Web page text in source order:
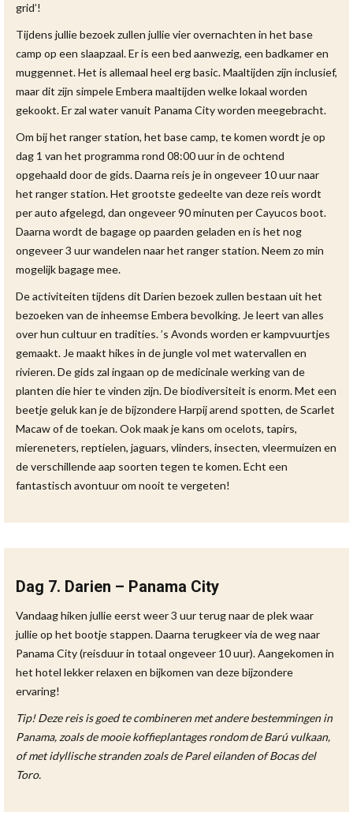
grid’!
Tijdens jullie bezoek zullen jullie vier overnachten in het base
camp op een slaapzaal. Er is een bed aanwezig, een badkamer en
muggennet. Het is allemaal heel erg basic. Maaltijden zijn inclusief,
maar dit zijn simpele Embera maaltijden welke lokaal worden
gekookt. Er zal water vanuit Panama City worden meegebracht.
Om bij het ranger station, het base camp, te komen wordt je op
dag 1 van het programma rond 08:00 uur in de ochtend
opgehaald door de gids. Daarna reis je in ongeveer 10 uur naar
het ranger station. Het grootste gedeelte van deze reis wordt
per auto afgelegd, dan ongeveer 90 minuten per Cayucos boot.
Daarna wordt de bagage op paarden geladen en is het nog
ongeveer 3 uur wandelen naar het ranger station. Neem zo min
mogelijk bagage mee.
De activiteiten tijdens dit Darien bezoek zullen bestaan uit het
bezoeken van de inheemse Embera bevolking. Je leert van alles
over hun cultuur en tradities. ’s Avonds worden er kampvuurtjes
gemaakt. Je maakt hikes in de jungle vol met watervallen en
rivieren. De gids zal ingaan op de medicinale werking van de
planten die hier te vinden zijn. De biodiversiteit is enorm. Met een
beetje geluk kan je de bijzondere Harpij arend spotten, de Scarlet
Macaw of de toekan. Ook maak je kans om ocelots, tapirs,
miereneters, reptielen, jaguars, vlinders, insecten, vleermuizen en
de verschillende aap soorten tegen te komen. Echt een
fantastisch avontuur om nooit te vergeten!
Dag 7. Darien – Panama City
Vandaag hiken jullie eerst weer 3 uur terug naar de plek waar
jullie op het bootje stappen. Daarna terugkeer via de weg naar
Panama City (reisduur in totaal ongeveer 10 uur). Aangekomen in
het hotel lekker relaxen en bijkomen van deze bijzondere
ervaring!
Tip! Deze reis isgoed te combineren met andere bestemmingen in
Panama, zoals de mooie koffieplantages rondom de Barú vulkaan,
of met idyllische stranden zoals de Parel eilanden of Bocas del
Toro.